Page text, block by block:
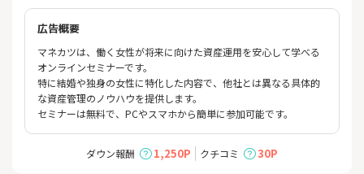
広告概要
マネカツは、働く女性が将来に向けた資産運用を安心して学べる
オンラインセミナーです。
特に結婚や独身の女性に特化した内容で、他社とは異なる具体的
な資産管理のノウハウを提供します。
セミナーは無料で、PCやスマホから簡単に参加可能です。
ダウン報酬 1,250P クチコミ 30P